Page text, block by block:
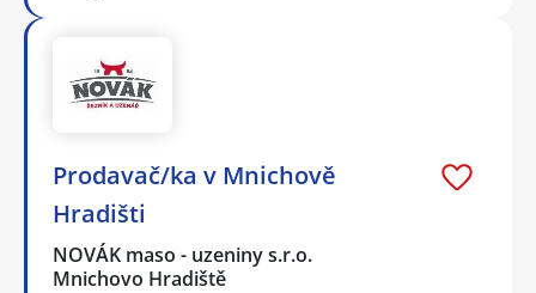
Prodavač/ka v Mnichově
Hradišti
NOVÁK maso - uzeniny s.r.o.
Mnichovo Hradiště